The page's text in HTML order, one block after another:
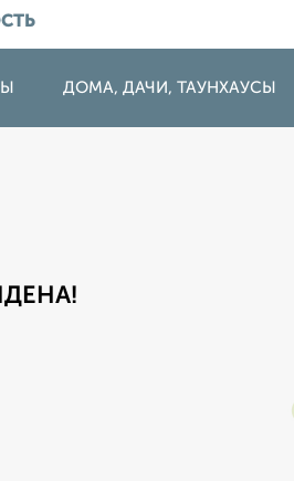
ДОМА, ДАЧИ, ТАУНХАУСЫ